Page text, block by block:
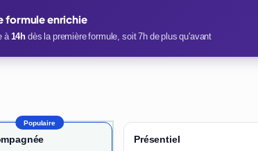
formule enrichie
à14hdès la première formule, soit 7h de plus qu'avant
Populaire
Présentiel